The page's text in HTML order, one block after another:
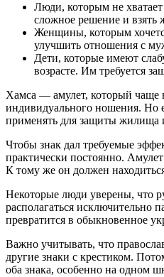
Люди, которым не
сложное решение и взять
Женщины, которым
улучшить отношения с
Дети, которые имеют
возрасте. Им требуется
Хамса — амулет, который чаще
индивидуального ношения. Но
применять для защиты жилища
Чтобы знак дал требуемые
практически постоянно.
К тому же он должен
Некоторые люди уверены, что
располагаться исключительно
превратится в обыкновенное
Важно учитывать, что
другие знаки с крестиком.
оба знака, особенно на одном